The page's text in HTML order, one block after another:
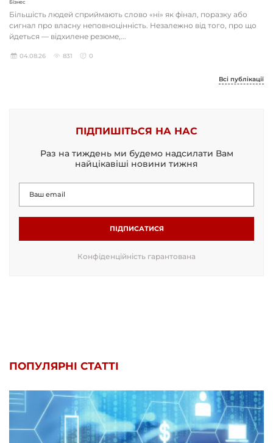
Бізнес
Більшість людей сприймають слово «ні» як фінал, поразку або
сигнал про власну неповноцінність. Незалежно від того, про що
йдеться — відхилене резюме,...
04.08.26 831 0
Всі публікації
ПІДПИШІТЬСЯ НА НАС
Раз на тиждень ми будемо надсилати Вам
найцікавіші новини тижня
ПІДПИСАТИСЯ
Конфіденційність гарантована
ПОПУЛЯРНІ СТАТТІ